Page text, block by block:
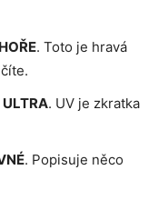
. Toto je hravá
ULTRA. UV je zkratka
. Popisuje něco